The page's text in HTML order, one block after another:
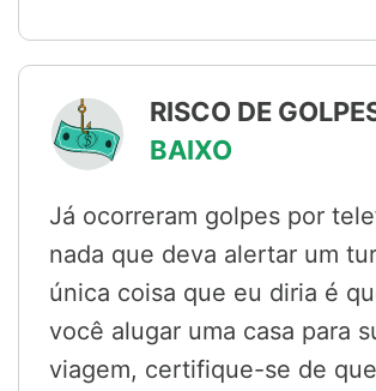
RISCO DE
BAIXO
Já ocorreram golpes por
nada que deva alertar um
única coisa que eu diria é
você alugar uma casa para
viagem, certifique-se de